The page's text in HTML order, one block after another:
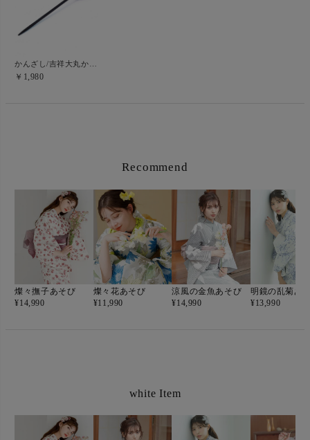
￥1,980
Recommend
燦々撫子あそび
¥14,990
燦々花あそび
¥11,990
涼風の金魚あそび
¥14,990
明鏡の乱菊あ
¥13,990
white Item